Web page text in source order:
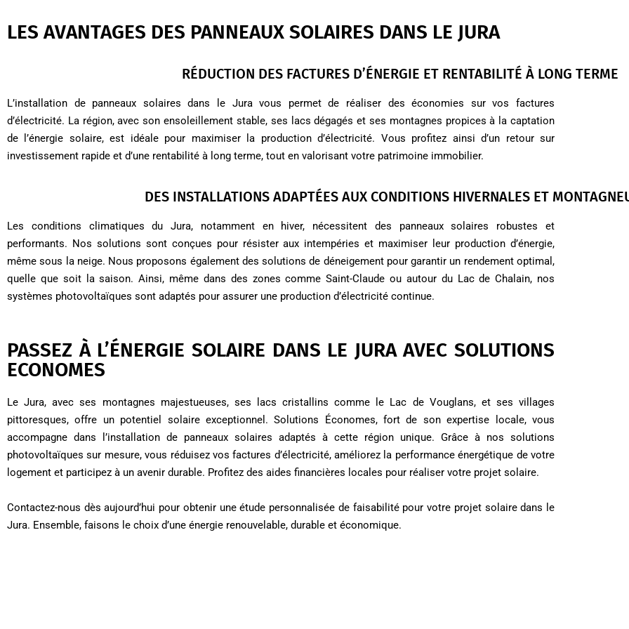
LES AVANTAGES DES PANNEAUX SOLAIRES DANS LE JURA
RÉDUCTION DES FACTURES D’ÉNERGIE ET RENTABILITÉ À LONG TERME
L’installation de panneaux solaires dans le Jura vous permet de réaliser des économies sur vos factures
d’électricité. La région, avec son ensoleillement stable, ses lacs dégagés et ses montagnes propices à la captation
de l’énergie solaire, est idéale pour maximiser la production d’électricité. Vous profitez ainsi d’un retour sur
investissement rapide et d’une rentabilité à long terme, tout en valorisant votre patrimoine immobilier.
DES INSTALLATIONS ADAPTÉES AUX CONDITIONS HIVERNALES ET
Les conditions climatiques du Jura, notamment en hiver, nécessitent des panneaux solaires robustes et
performants. Nos solutions sont conçues pour résister aux intempéries et maximiser leur production d’énergie,
même sous la neige. Nous proposons également des solutions de déneigement pour garantir un rendement optimal,
quelle que soit la saison. Ainsi, même dans des zones comme Saint-Claude ou autour du Lac de Chalain, nos
systèmes photovoltaïques sont adaptés pour assurer une production d’électricité continue.
PASSEZ À L’ÉNERGIE SOLAIRE DANS LE JURA AVEC SOLUTIONS
ECONOMES
Le Jura, avec ses montagnes majestueuses, ses lacs cristallins comme le Lac de Vouglans, et ses villages
pittoresques, offre un potentiel solaire exceptionnel. Solutions Économes, fort de son expertise locale, vous
accompagne dans l’installation de panneaux solaires adaptés à cette région unique. Grâce à nos solutions
photovoltaïques sur mesure, vous réduisez vos factures d’électricité, améliorez la performance énergétique de votre
logement et participez à un avenir durable. Profitez des aides financières locales pour réaliser votre projet solaire.
Contactez-nous dès aujourd’hui pour obtenir une étude personnalisée de faisabilité pour votre projet solaire dans le
Jura. Ensemble, faisons le choix d’une énergie renouvelable, durable et économique.